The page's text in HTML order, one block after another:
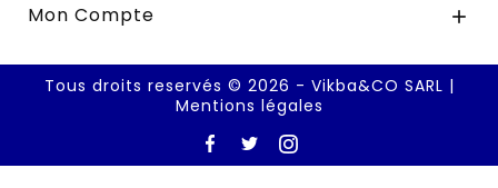
Mon Compte 
Tous droits reservés © 2026 - Vikba&CO SARL |
Mentions légales